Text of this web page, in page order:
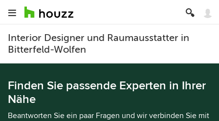
Interior Designer und Raumausstatter in
Bitterfeld-Wolfen
Finden Sie passende Experten in Ihrer
Nähe
Beantworten Sie ein paar Fragen und wir verbinden Sie mit